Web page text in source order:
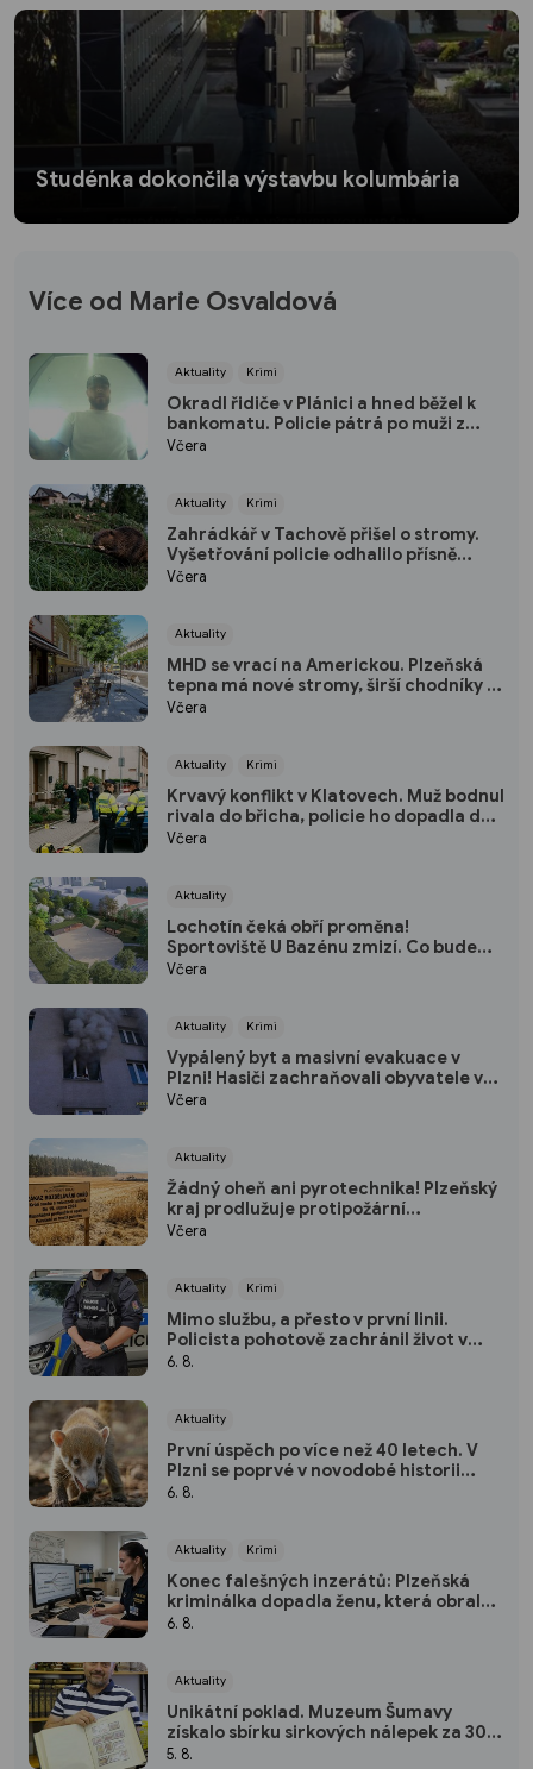
Studénka dokončila výstavbu kolumbária
Více od Marie Osvaldová
Aktuality Krimi
Okradl řidiče v Plánici a hned běžel k
bankomatu. Policie pátrá po muži z
kamerových záznamů
Včera
Aktuality Krimi
Zahrádkář v Tachově přišel o stromy.
Vyšetřování policie odhalilo přísně
chráněného viníka
Včera
Aktuality
MHD se vrací na Americkou. Plzeňská
tepna má nové stromy, širší chodníky i
zónu 20 km/h
Včera
Aktuality Krimi
Krvavý konflikt v Klatovech. Muž bodnul
rivala do břicha, policie ho dopadla do
dvou hodin
Včera
Aktuality
Lochotín čeká obří proměna!
Sportoviště U Bazénu zmizí. Co bude
místo něj?
Včera
Aktuality Krimi
Vypálený byt a masivní evakuace v
Plzni! Hasiči zachraňovali obyvatele v
maskách
Včera
Aktuality
Žádný oheň ani pyrotechnika! Plzeňský
kraj prodlužuje protipožární
pohotovost
Včera
Aktuality Krimi
Mimo službu, a přesto v první linii.
Policista pohotově zachránil život v
plzeňském fitku
6. 8.
Aktuality
První úspěch po více než 40 letech. V
Plzni se poprvé v novodobé historii
narodili nosálové bělohubí
6. 8.
Aktuality Krimi
Konec falešných inzerátů: Plzeňská
kriminálka dopadla ženu, která obrala
desítky lidí po celé republice
6. 8.
Aktuality
Unikátní poklad. Muzeum Šumavy
získalo sbírku sirkových nálepek za 300
tisíc
5. 8.